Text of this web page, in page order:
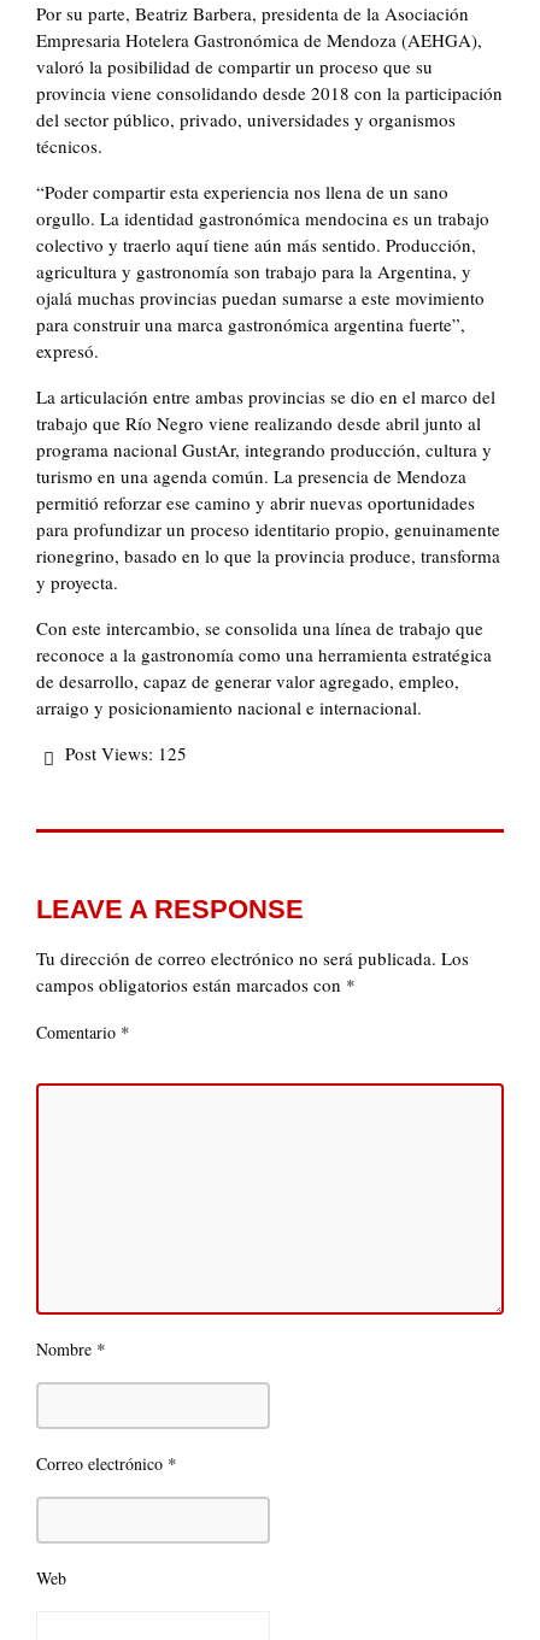
Por su parte, Beatriz Barbera, presidenta de la Asociación
Empresaria Hotelera Gastronómica de Mendoza (AEHGA),
valoró la posibilidad de compartir un proceso que su
provincia viene consolidando desde 2018 con la participación
del sector público, privado, universidades y organismos
técnicos.
“Poder compartir esta experiencia nos llena de un sano
orgullo. La identidad gastronómica mendocina es un trabajo
colectivo y traerlo aquí tiene aún más sentido. Producción,
agricultura y gastronomía son trabajo para la Argentina, y
ojalá muchas provincias puedan sumarse a este movimiento
para construir una marca gastronómica argentina fuerte”,
expresó.
La articulación entre ambas provincias se dio en el marco del
trabajo que Río Negro viene realizando desde abril junto al
programa nacional GustAr, integrando producción, cultura y
turismo en una agenda común. La presencia de Mendoza
permitió reforzar ese camino y abrir nuevas oportunidades
para profundizar un proceso identitario propio, genuinamente
rionegrino, basado en lo que la provincia produce, transforma
y proyecta.
Con este intercambio, se consolida una línea de trabajo que
reconoce a la gastronomía como una herramienta estratégica
de desarrollo, capaz de generar valor agregado, empleo,
arraigo y posicionamiento nacional e internacional.
Post Views: 125
LEAVE A RESPONSE
Tu dirección de correo electrónico no será publicada. Los
campos obligatorios están marcados con *
Comentario *
Nombre *
Correo electrónico *
Web